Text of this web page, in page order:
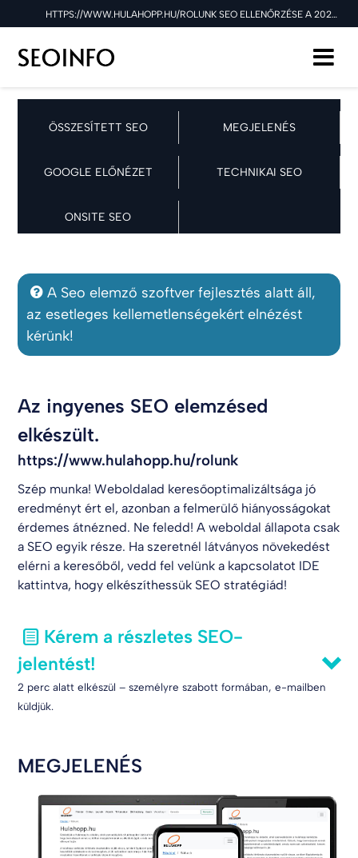
HTTPS://WWW.HULAHOPP.HU/ROLUNK SEO ELLENŐRZÉSE A 2025.04.01 NAPON
ÖSSZESÍTETT SEO MEGJELENÉS
GOOGLE ELŐNÉZET TECHNIKAI SEO
ONSITE SEO
A Seo elemző szoftver fejlesztés alatt áll,
az esetleges kellemetlenségekért elnézést
kérünk!
Az ingyenes SEO elemzésed
elkészült.
https://www.hulahopp.hu/rolunk
Szép munka! Weboldalad keresőoptimalizáltsága jó
eredményt ért el, azonban a felmerülő hiányosságokat
érdemes átnézned. Ne feledd! A weboldal állapota csak
a SEO egyik része. Ha szeretnél látványos növekedést
elérni a keresőből, vedd fel velünk a kapcsolatot IDE
kattintva, hogy elkészíthessük SEO stratégiád!
Kérem a részletes SEO-
jelentést!
2 perc alatt elkészül – személyre szabott formában, e-mailben
küldjük.
MEGJELENÉS